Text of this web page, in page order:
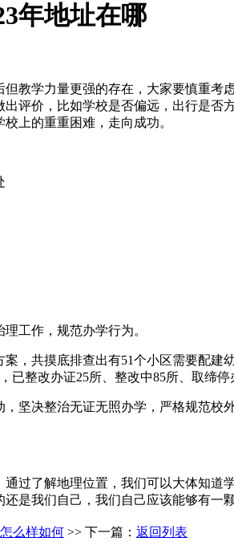
年地址在哪
教学力量更强的存在，大家要慎重
评价，比如学校是否偏远，出行是
上的重重困难，走向成功。
工作，规范办学行为。
，共摸底排查出有51个小区需要配
已整改办证25所、整改中85所、取缔停
坚决整治无证无照办学，严格规范
过了解地理位置，我们可以大体知
是我们自己，我们自己应该能够有一
么样如何 >> 下一篇： 返回列表